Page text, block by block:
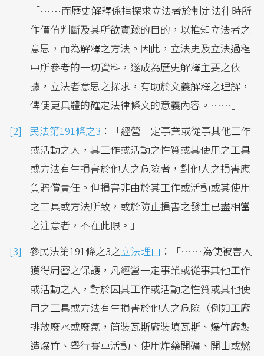
「……而歷史解釋係指探求立法者於制定法律時所
作價值判斷及其所欲實踐的目的，以推知立法者之
意思，而為解釋之方法。因此，立法史及立法過程
中所參考的一切資料，遂成為歷史解釋主要之依
據，立法者意思之探求，有助於文義解釋之理解，
俾便更具體的確定法律條文的意義內容。……」
民法第191條之3 ：「經營一定事業或從事其他工作
或活動之人，其工作或活動之性質或其使用之工具
或方法有生損害於他人之危險者，對他人之損害應
負賠償責任。但損害非由於其工作或活動或其使用
之工具或方法所致，或於防止損害之發生已盡相當
之注意者，不在此限。」
參民法第191條之3之立法理由 ：「……為使被害人
獲得周密之保護，凡經營一定事業或從事其他工作
或活動之人，對於因其工作或活動之性質或其他使
用之工具或方法有生損害於他人之危險（例如工廠
排放廢水或廢氣，筒裝瓦斯廠裝填瓦斯、爆竹廠製
造爆竹、舉行賽車活動、使用炸藥開礦、開山或燃